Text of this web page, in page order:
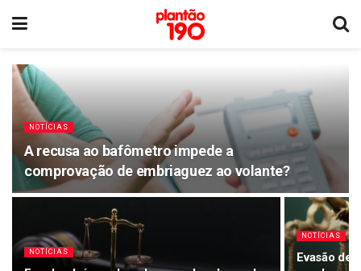
NOTÍCIAS
A recusa ao bafômetro impede a
comprovação de embriaguez ao volante?
NOTÍCIAS
NOTÍCIAS
Evasão de